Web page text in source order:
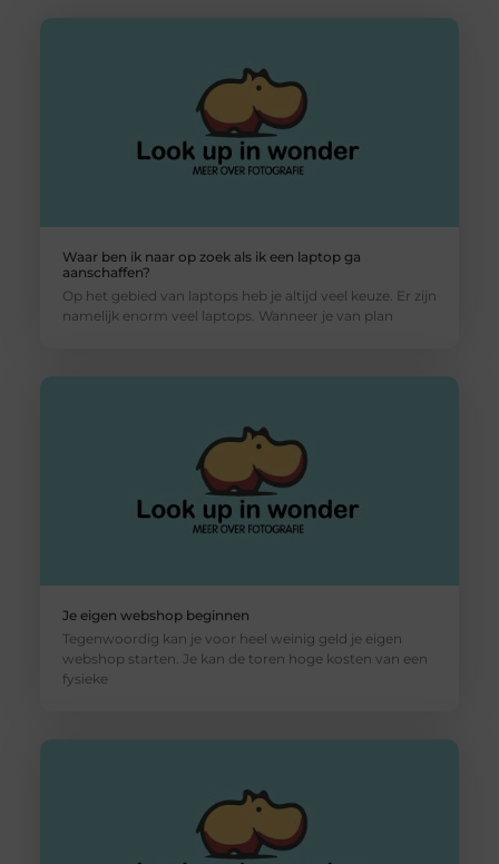
Waar ben ik naar op zoek als ik een laptop ga
aanschaffen?
Op het gebied van laptops heb je altijd veel keuze. Er zijn
namelijk enorm veel laptops. Wanneer je van plan
Je eigen webshop beginnen
Tegenwoordig kan je voor heel weinig geld je eigen
webshop starten. Je kan de toren hoge kosten van een
fysieke